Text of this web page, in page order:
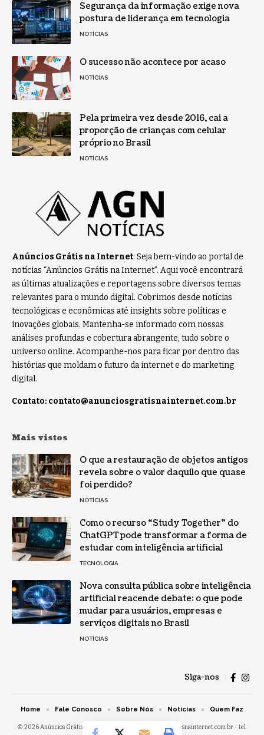
Segurança da informação exige nova
postura de liderança em tecnologia
NOTÍCIAS
O sucesso não acontece por acaso
NOTÍCIAS
Pela primeira vez desde 2016, cai a
proporção de crianças com celular
próprio no Brasil
NOTÍCIAS
Anúncios Grátis na Internet: Seja bem-vindo ao portal de
notícias “Anúncios Grátis na Internet”. Aqui você encontrará
as últimas atualizações e reportagens sobre diversos temas
relevantes para o mundo digital. Cobrimos desde notícias
tecnológicas e econômicas até insights sobre políticas e
inovações globais. Mantenha-se informado com nossas
análises profundas e cobertura abrangente, tudo sobre o
universo online. Acompanhe-nos para ficar por dentro das
histórias que moldam o futuro da internet e do marketing
digital.
Contato: contato@anunciosgratisnainternet.com.br
Mais vistos
O que a restauração de objetos antigos
revela sobre o valor daquilo que quase
foi perdido?
NOTÍCIAS
Como o recurso “Study Together” do
ChatGPT pode transformar a forma de
estudar com inteligência artificial
TECNOLOGIA
Nova consulta pública sobre inteligência
artificial reacende debate: o que pode
mudar para usuários, empresas e
serviços digitais no Brasil
NOTÍCIAS
Siga-nos
© 2026 Anúncios Grátis na Internet - contato@anunciosgratisnainternet.com.br - tel.
Home Fale Conosco Sobre Nós Notícias Quem Faz